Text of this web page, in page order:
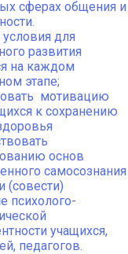
сферах общения и
для
развития
на каждом
этапе;
мотивацию
к сохранению
основ
самосознания
(совести)
психолого-
учащихся,
педагогов.